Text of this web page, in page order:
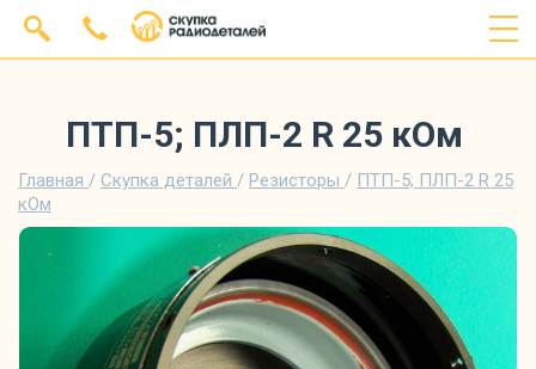
ПТП-5; ПЛП-2 R 25 кОм
Главная / Скупка деталей / Резисторы / ПТП-5; ПЛП-2 R 25
кОм